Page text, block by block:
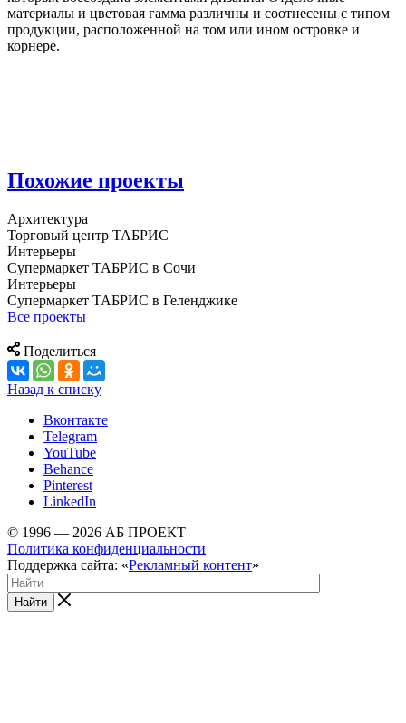
материалы и цветовая гамма различны и соотнесены с типом
продукции, расположенной на том или ином островке и
корнере.
Похожие проекты
Архитектура
Торговый центр ТАБРИС
Интерьеры
Супермаркет ТАБРИС в Сочи
Интерьеры
Супермаркет ТАБРИС в Геленджике
Все проекты
Поделиться
Назад к списку
Вконтакте
Telegram
YouTube
Behance
Pinterest
LinkedIn
© 1996 — 2026 АБ ПРОЕКТ
Политика конфиденциальности
Поддержка сайта: «Рекламный контент»
Найти